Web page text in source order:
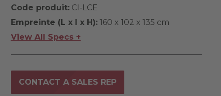
Code produit:CI-LCE
Empreinte (L x l x H):160 x 102 x 135 cm
View All Specs +
CONTACT A SALES REP